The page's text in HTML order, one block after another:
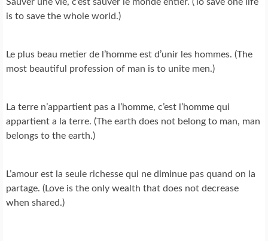
is to save the whole world.)
Le plus beau metier de l’homme est d’unir les hommes. (The
most beautiful profession of man is to unite men.)
La terre n’appartient pas a l’homme, c’est l’homme qui
appartient a la terre. (The earth does not belong to man, man
belongs to the earth.)
L’amour est la seule richesse qui ne diminue pas quand on la
partage. (Love is the only wealth that does not decrease
when shared.)